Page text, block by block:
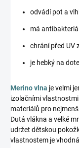
odvádí pot a
má
chrání před UV
je hebký na
Merino vlna je velmi
izolačními
materiálů pro
Dutá vlákna a velké
udržet dětskou
vlastnostem je